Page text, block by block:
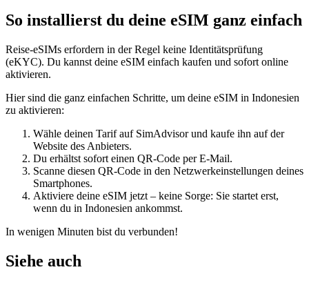
So installierst du deine eSIM ganz einfach
Reise-eSIMs erfordern in der Regel keine Identitätsprüfung
(eKYC). Du kannst deine eSIM einfach kaufen und sofort online
aktivieren.
Hier sind die ganz einfachen Schritte, um deine eSIM in Indonesien
zu aktivieren:
Wähle deinen Tarif auf SimAdvisor und kaufe ihn auf der
Website des Anbieters.
Du erhältst sofort einen QR-Code per E-Mail.
Scanne diesen QR-Code in den Netzwerkeinstellungen deines
Smartphones.
Aktiviere deine eSIM jetzt – keine Sorge: Sie startet erst,
wenn du in Indonesien ankommst.
In wenigen Minuten bist du verbunden!
Siehe auch